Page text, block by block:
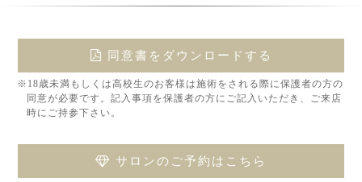
同意書をダウンロードする
※18歳未満もしくは高校生のお客様は施術をされる際に保護者の方の
同意が必要です。記入事項を保護者の方にご記入いただき、ご来店
時にご持参下さい。
サロンのご予約はこちら